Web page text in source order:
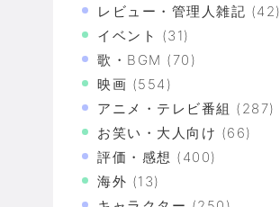
レビュー・管理人雑記 (42)
イベント (31)
歌・BGM (70)
映画 (554)
アニメ・テレビ番組 (287)
お笑い・大人向け (66)
評価・感想 (400)
海外 (13)